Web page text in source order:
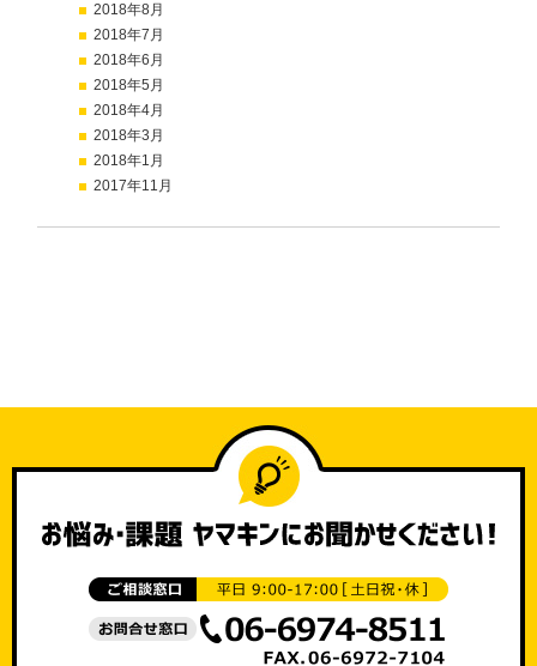
2018年8月
2018年7月
2018年6月
2018年5月
2018年4月
2018年3月
2018年1月
2017年11月